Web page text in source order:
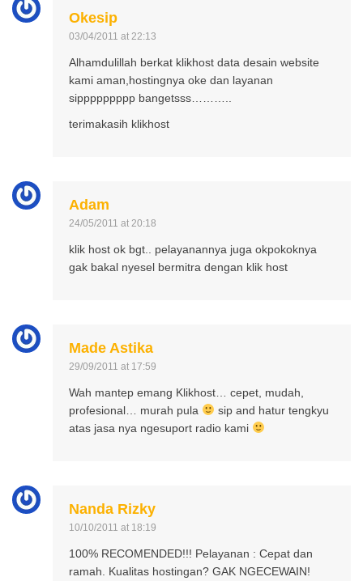
Okesip
03/04/2011 at 22:13
Alhamdulillah berkat klikhost data desain website
kami aman,hostingnya oke dan layanan
sippppppppp bangetsss………..
terimakasih klikhost
Adam
24/05/2011 at 20:18
klik host ok bgt.. pelayanannya juga okpokoknya
gak bakal nyesel bermitra dengan klik host
Made Astika
29/09/2011 at 17:59
Wah mantep emang Klikhost… cepet, mudah,
profesional… murah pula
sip and hatur tengkyu
atas jasa nya ngesuport radio kami
Nanda Rizky
10/10/2011 at 18:19
100% RECOMENDED!!! Pelayanan : Cepat dan
ramah. Kualitas hostingan? GAK NGECEWAIN!